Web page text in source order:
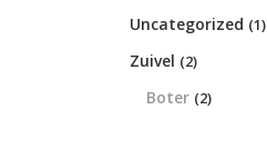
Uncategorized (1)
Zuivel (2)
Boter (2)